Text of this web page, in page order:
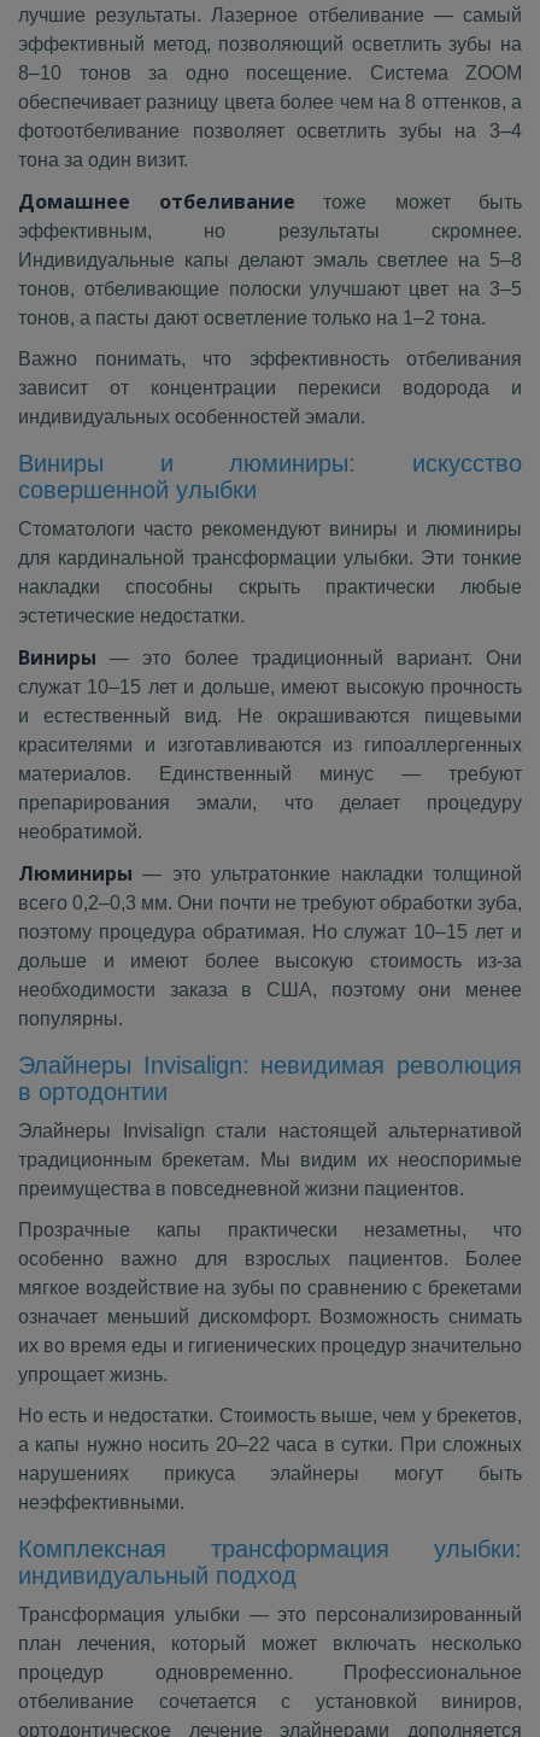
лучшие результаты. Лазерное отбеливание — самый
эффективный метод, позволяющий осветлить зубы на
8–10 тонов за одно посещение. Система ZOOM
обеспечивает разницу цвета более чем на 8 оттенков, а
фотоотбеливание позволяет осветлить зубы на 3–4
тона за один визит.
Домашнее отбеливание тоже может быть
эффективным, но результаты скромнее.
Индивидуальные капы делают эмаль светлее на 5–8
тонов, отбеливающие полоски улучшают цвет на 3–5
тонов, а пасты дают осветление только на 1–2 тона.
Важно понимать, что эффективность отбеливания
зависит от концентрации перекиси водорода и
индивидуальных особенностей эмали.
Виниры и люминиры: искусство
совершенной улыбки
Стоматологи часто рекомендуют виниры и люминиры
для кардинальной трансформации улыбки. Эти тонкие
накладки способны скрыть практически любые
эстетические недостатки.
Виниры — это более традиционный вариант. Они
служат 10–15 лет и дольше, имеют высокую прочность
и естественный вид. Не окрашиваются пищевыми
красителями и изготавливаются из гипоаллергенных
материалов. Единственный минус — требуют
препарирования эмали, что делает процедуру
необратимой.
Люминиры — это ультратонкие накладки толщиной
всего 0,2–0,3 мм. Они почти не требуют обработки зуба,
поэтому процедура обратимая. Но служат 10–15 лет и
дольше и имеют более высокую стоимость из‑за
необходимости заказа в США, поэтому они менее
популярны.
Элайнеры Invisalign: невидимая революция
в ортодонтии
Элайнеры Invisalign стали настоящей альтернативой
традиционным брекетам. Мы видим их неоспоримые
преимущества в повседневной жизни пациентов.
Прозрачные капы практически незаметны, что
особенно важно для взрослых пациентов. Более
мягкое воздействие на зубы по сравнению с брекетами
означает меньший дискомфорт. Возможность снимать
их во время еды и гигиенических процедур значительно
упрощает жизнь.
Но есть и недостатки. Стоимость выше, чем у брекетов,
а капы нужно носить 20–22 часа в сутки. При сложных
нарушениях прикуса элайнеры могут быть
неэффективными.
Комплексная трансформация улыбки:
индивидуальный подход
Трансформация улыбки — это персонализированный
план лечения, который может включать несколько
процедур одновременно. Профессиональное
отбеливание сочетается с установкой виниров,
ортодонтическое лечение элайнерами дополняется